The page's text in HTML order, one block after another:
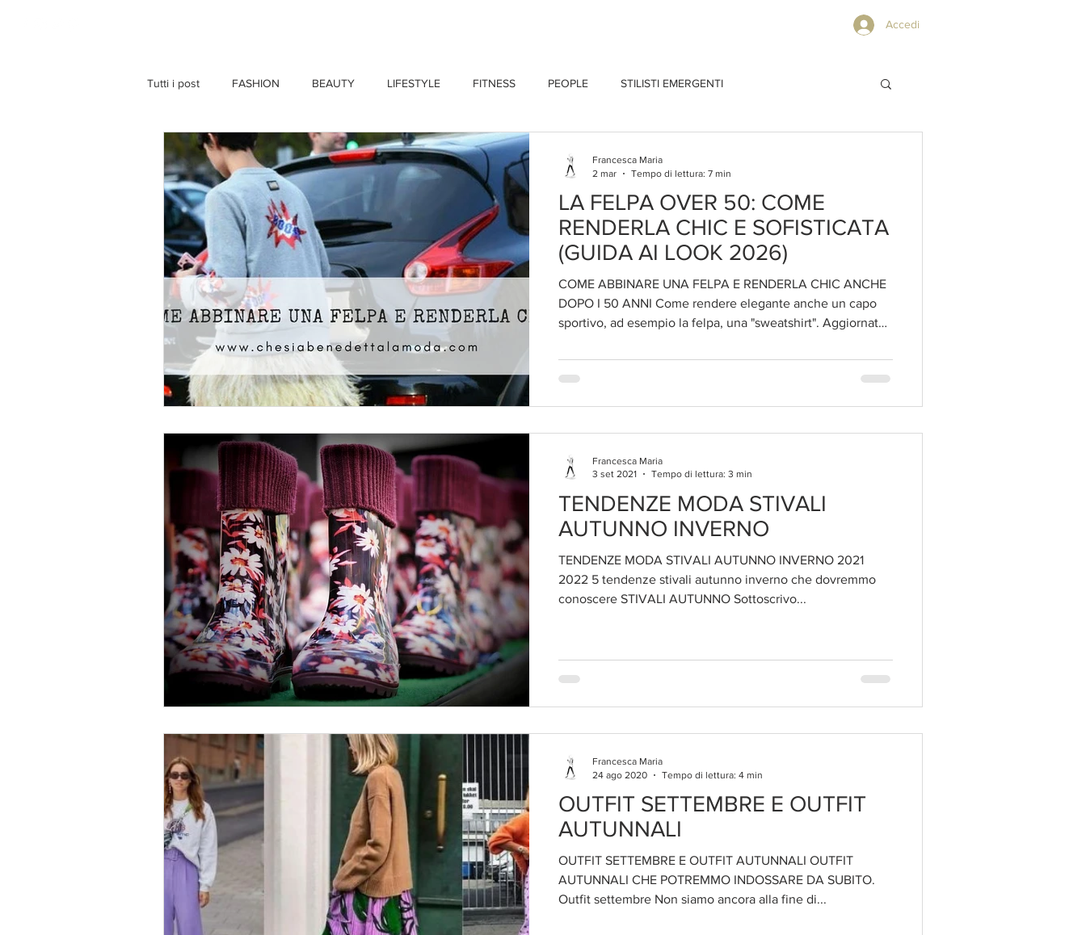
Accedi
Tutti i post FASHION BEAUTY LIFESTYLE FITNESS PEOPLE STILISTI EMERGENTI
LA FELPA OVER 50: COME
RENDERLA CHIC E SOFISTICATA
(GUIDA AI LOOK 2026)
COME ABBINARE UNA FELPA E RENDERLA CHIC ANCHE
DOPO I 50 ANNI Come rendere elegante anche un capo
sportivo, ad esempio la felpa, una "sweatshirt". Aggiornato
dell'Athleisure Chic, la felpa è diventata il nuovo blazer: un
capo che, se scelto bene, comunica una freschezza e una
Francesca Maria
2 mar
Tempo di lettura: 7 min
TENDENZE MODA STIVALI
AUTUNNO INVERNO
TENDENZE MODA STIVALI AUTUNNO INVERNO 2021
2022 5 tendenze stivali autunno inverno che dovremmo
conoscere STIVALI AUTUNNO Sottoscrivo...
Francesca Maria
3 set 2021
Tempo di lettura: 3 min
OUTFIT SETTEMBRE E OUTFIT
AUTUNNALI
OUTFIT SETTEMBRE E OUTFIT AUTUNNALI OUTFIT
AUTUNNALI CHE POTREMMO INDOSSARE DA SUBITO.
Outfit settembre Non siamo ancora alla fine di...
Francesca Maria
24 ago 2020
Tempo di lettura: 4 min